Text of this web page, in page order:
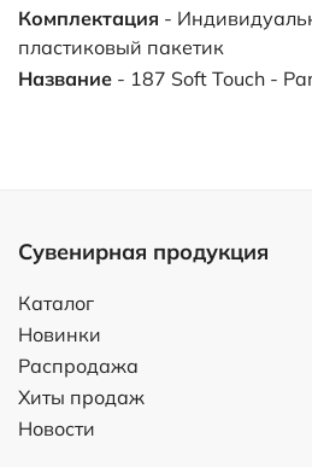
Комплектация -
пластиковый пакетик
Название - 187 Soft Touch -
Сувенирная продукция
Каталог
Новинки
Распродажа
Хиты продаж
Новости